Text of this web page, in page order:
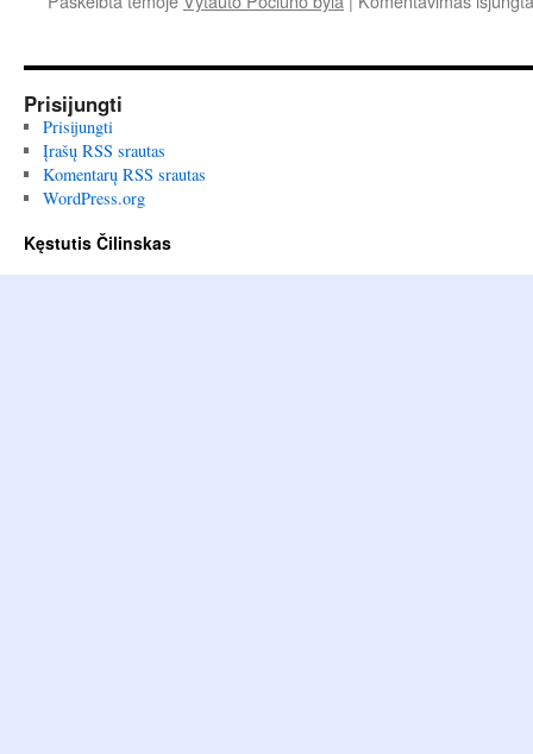
Prisijungti
Prisijungti
Įrašų RSS srautas
Komentarų RSS srautas
WordPress.org
Kęstutis Čilinskas